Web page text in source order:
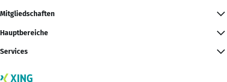
Mitgliedschaften
Hauptbereiche
Services